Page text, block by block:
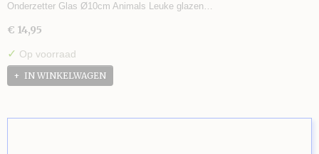
Onderzetter Glas Ø10cm Animals Leuke glazen…
€ 14,95
✓ Op voorraad
IN WINKELWAGEN